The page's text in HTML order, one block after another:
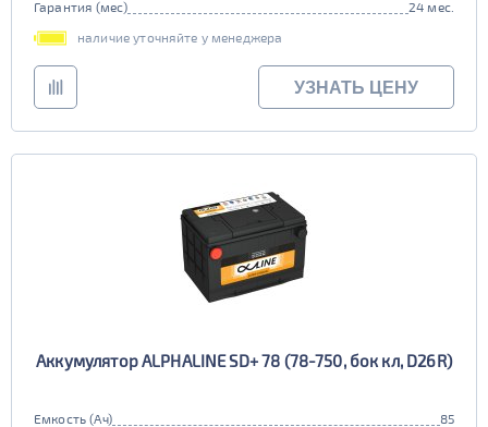
Гарантия (мес)
24 мес.
наличие уточняйте у менеджера
УЗНАТЬ ЦЕНУ
Аккумулятор ALPHALINE SD+ 78 (78-750, бок кл, D26R)
Емкость (Ач)
85